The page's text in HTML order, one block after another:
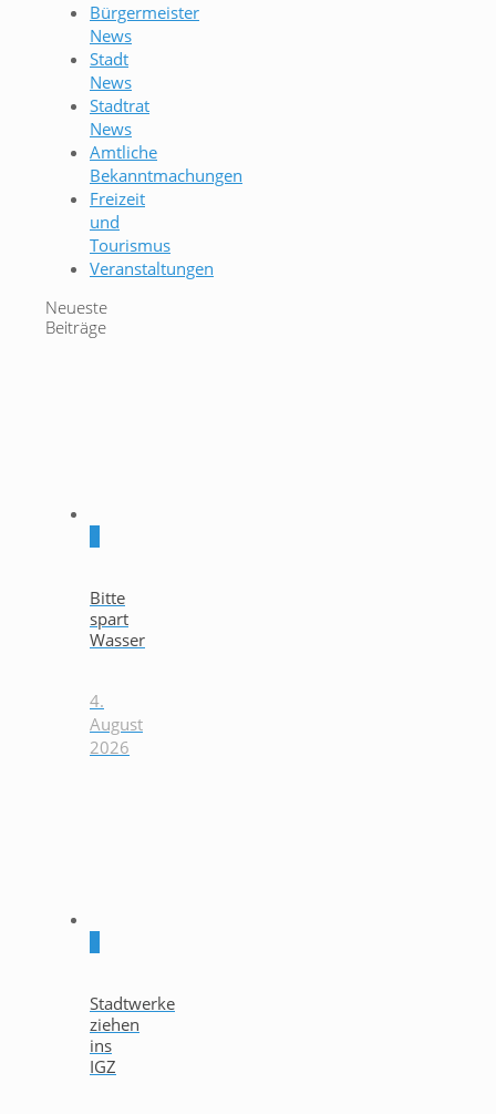
Bürgermeister
News
Stadt
News
Stadtrat
News
Amtliche
Bekanntmachungen
Freizeit
und
Tourismus
Veranstaltungen
Neueste
Beiträge
Bitte
spart
Wasser
4.
August
2026
Stadtwerke
ziehen
ins
IGZ